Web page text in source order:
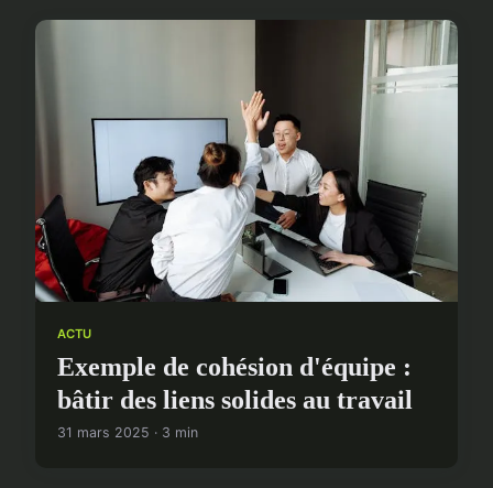
ACTU
Exemple de cohésion d'équipe :
bâtir des liens solides au travail
31 mars 2025 · 3 min